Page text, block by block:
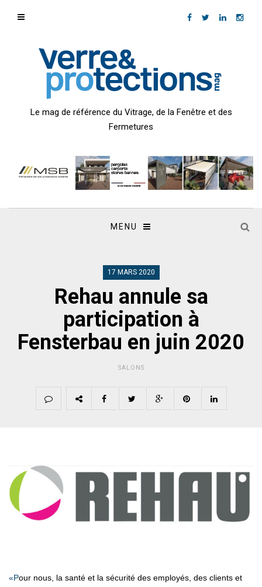
Le mag de référence du Vitrage, de la Fenêtre et des
Fermetures
MENU
17 MARS 2020
Rehau annule sa
participation à
Fensterbau en juin 2020
SALONS
«Pour nous, la santé et la sécurité des employés, des clients et